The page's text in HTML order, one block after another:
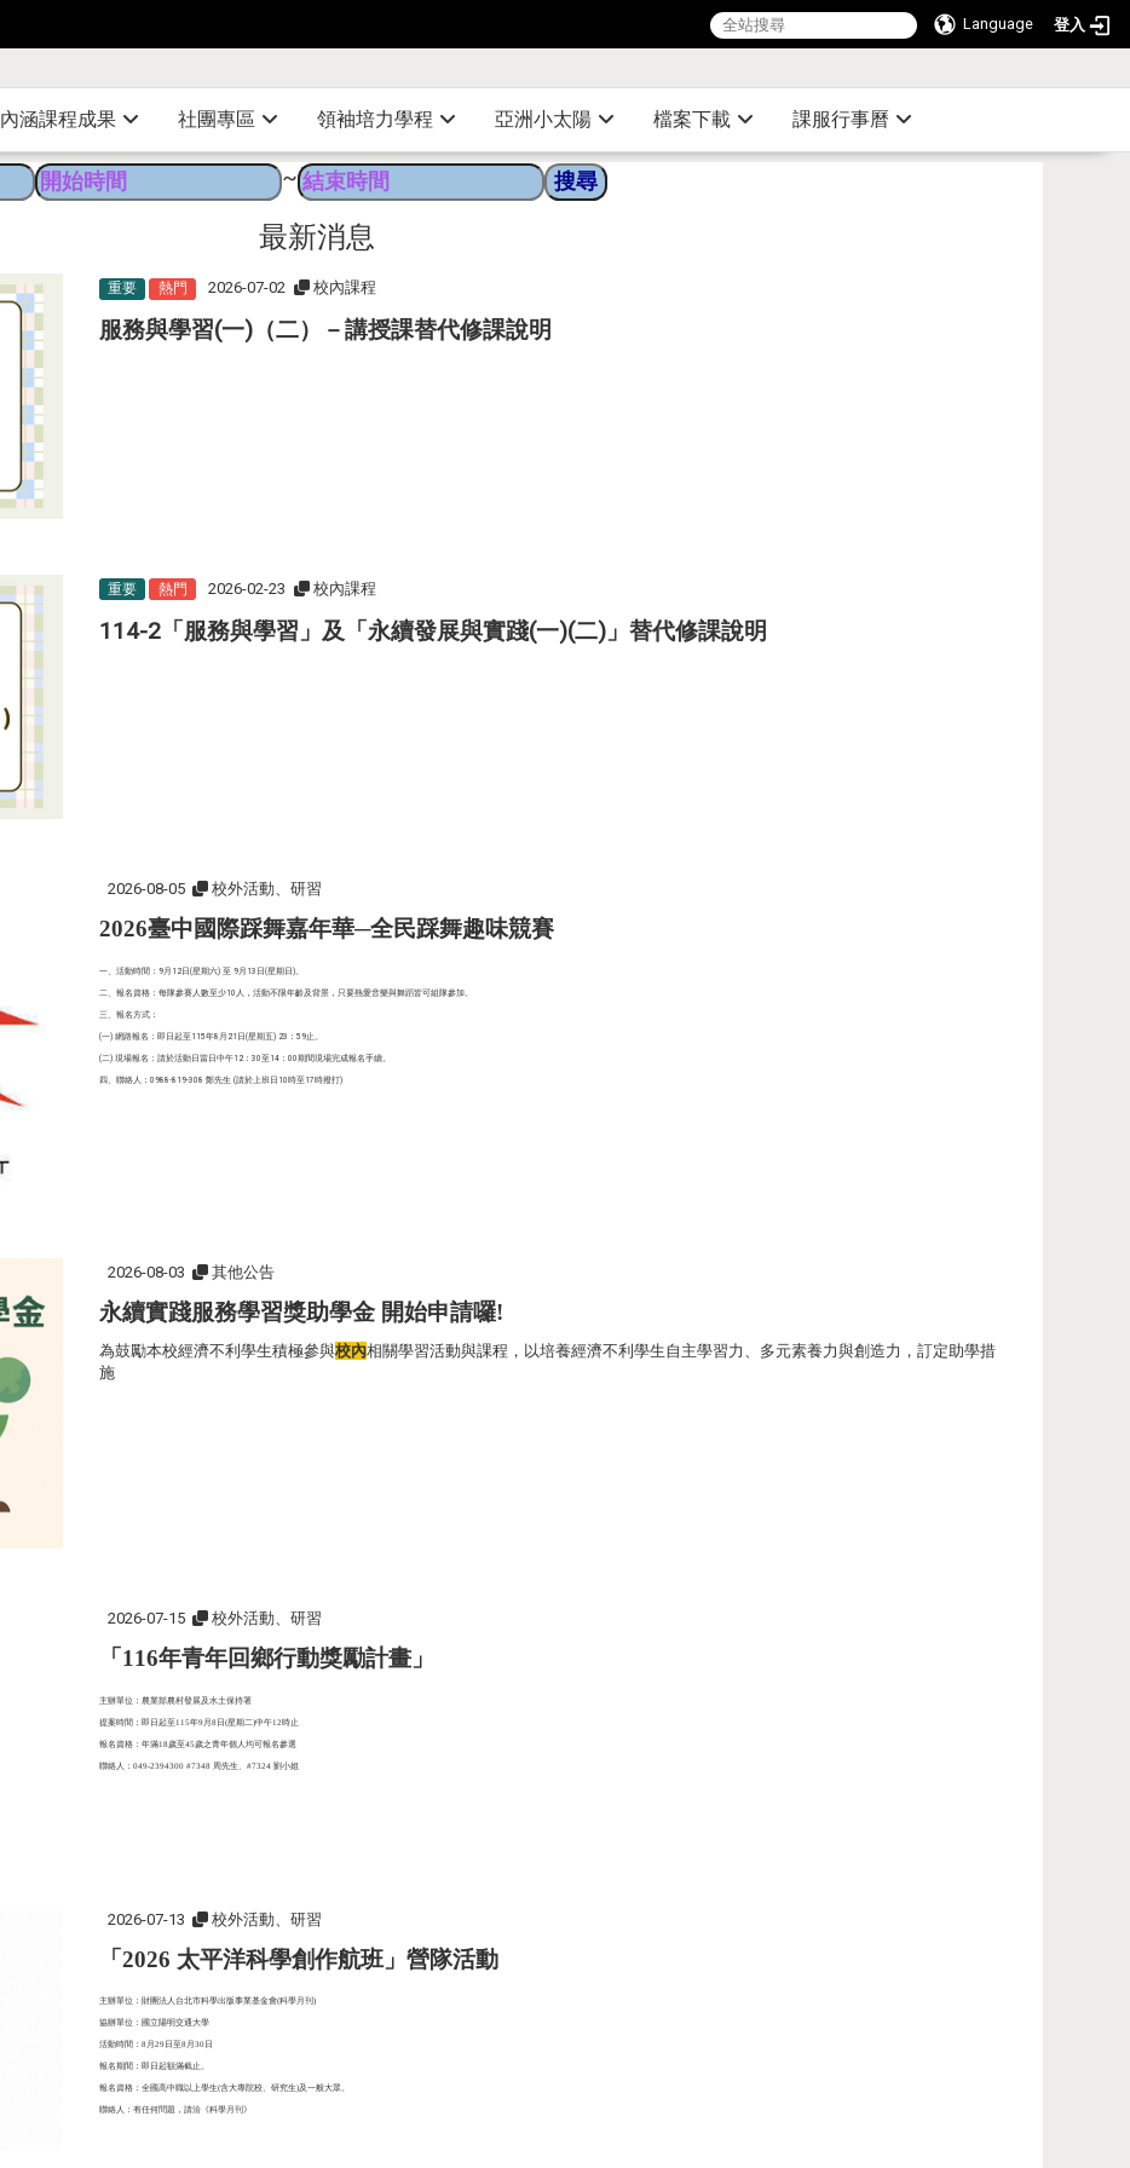
Language 登入
內涵課程成果 社團專區 領袖培力學程 亞洲小太陽 檔案下載 課服行事曆
~
最新消息
重要 熱門 2026-07-02 校內課程
服務與學習(一)（二）－講授課替代修課說明
重要 熱門 2026-02-23 校內課程
114-2「服務與學習」及「永續發展與實踐(一)(二)」替代修課說明
2026-08-05 校外活動、研習
2026臺中國際踩舞嘉年華─全民踩舞趣味競賽
一、活動時間：9月12日(星期六) 至 9月13日(星期日)。
二、報名資格：每隊參賽人數至少10人，活動不限年齡及背景，只要熱愛音樂與舞蹈皆可組隊參加。
三、報名方式：
(一) 網路報名：即日起至115年8月21日(星期五) 23：59止。
(二) 現場報名：請於活動日當日中午12：30至14：00期間現場完成報名手續。
四、聯絡人：0988-819-308 鄭先生 (請於上班日10時至17時撥打)
2026-08-03 其他公告
永續實踐服務學習獎助學金 開始申請囉!
為鼓勵本校經濟不利學生積極參與校內相關學習活動與課程，以培養經濟不利學生自主學習力、多元素養力與創造力，訂定助學措
施
2026-07-15 校外活動、研習
「116年青年回鄉行動獎勵計畫」
主辦單位：農業部農村發展及水土保持署
提案時間：即日起至115年9月8日(星期二)中午12時止
報名資格：年滿18歲至45歲之青年個人均可報名參選
聯絡人：049-2394300 #7348 周先生、#7324 劉小姐
2026-07-13 校外活動、研習
「2026 太平洋科學創作航班」營隊活動
主辦單位：財團法人台北市科學出版事業基金會(科學月刊)
協辦單位：國立陽明交通大學
活動時間：8月29日至8月30日
報名期間：即日起額滿截止。
報名資格：全國高中職以上學生(含大專院校、研究生)及一般大眾。
聯絡人：有任何問題，請洽《科學月刊》